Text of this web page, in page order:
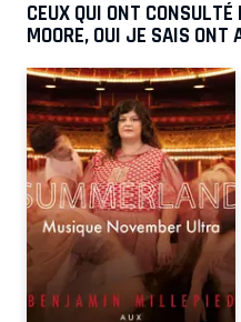
CEUX QUI ONT
MOORE, OUI JE SAIS ONT